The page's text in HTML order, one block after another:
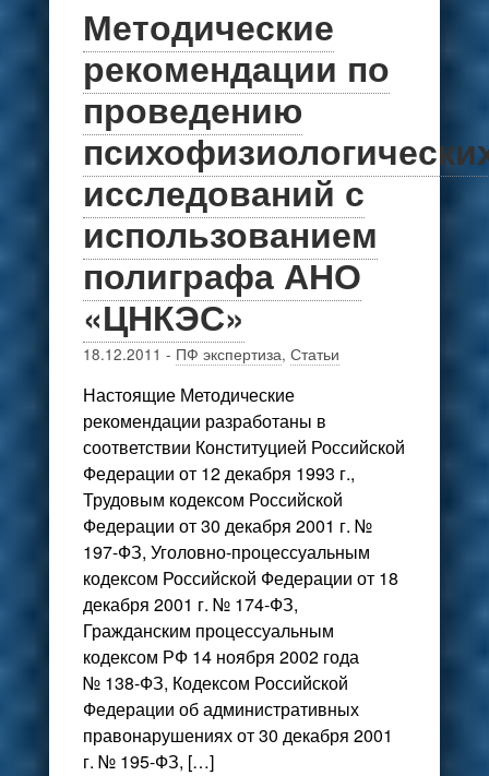
Методические
рекомендации по
проведению
исследований с
использованием
полиграфа АНО
«ЦНКЭС»
18.12.2011 - ПФ экспертиза, Статьи
Настоящие Методические
рекомендации разработаны в
соответствии Конституцией Российской
Федерации от 12 декабря 1993 г.,
Трудовым кодексом Российской
Федерации от 30 декабря 2001 г. №
197-ФЗ, Уголовно-процессуальным
кодексом Российской Федерации от 18
декабря 2001 г. № 174-ФЗ,
Гражданским процессуальным
кодексом РФ 14 ноября 2002 года
№ 138-ФЗ, Кодексом Российской
Федерации об административных
правонарушениях от 30 декабря 2001
г. № 195-ФЗ, […]